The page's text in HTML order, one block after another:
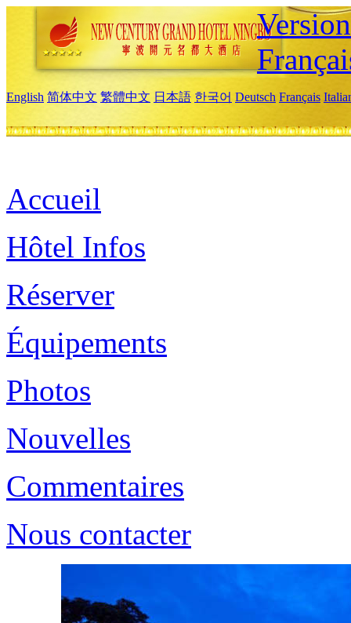
English 简体中文 繁體中文 日本語 한국어 Deutsch Français
Accueil
Hôtel Infos
Réserver
Équipements
Photos
Nouvelles
Commentaires
Nous contacter